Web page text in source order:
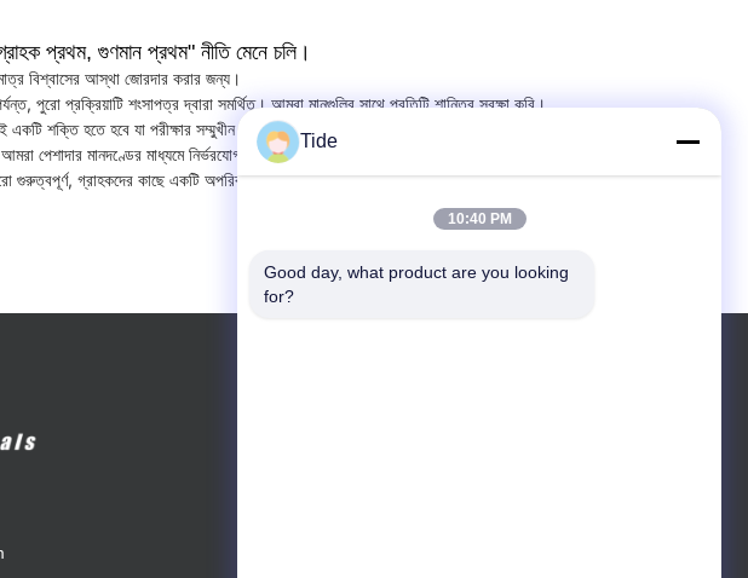
প্রথম, গুণমান প্রথম" নীতি মেনে চলি।
বিশ্বাসের আস্থা জোরদার করার জন্য।
পুরো প্রক্রিয়াটি শংসাপত্র দ্বারা সমর্থিত। আমরা মানগুলির সাথে প্রতিটি শান্তির সুরক্ষা করি।
শক্তি হতে হবে যা পরীক্ষার সম্মুখীন হতে পারে।
পেশাদার মানদণ্ডের মাধ্যমে নির্ভরযোগ্যতা সংজ্ঞায়িত করি।
গ্রাহকদের কাছে একটি অপরিবর্তনীয় প্রতিশ্রুতি।
Tide
10:40 PM
Good day, what product are you looking
for?